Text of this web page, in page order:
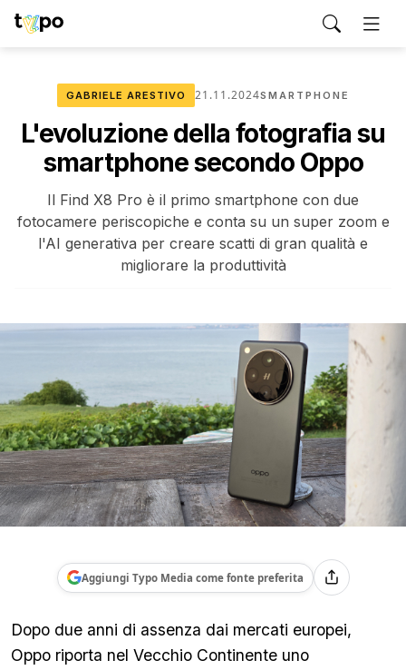
GABRIELE ARESTIVO 21.11.2024SMARTPHONE
L'evoluzione della fotografia su
smartphone secondo Oppo
Il Find X8 Pro è il primo smartphone con due
fotocamere periscopiche e conta su un super zoom e
l'AI generativa per creare scatti di gran qualità e
migliorare la produttività
Aggiungi Typo Media come fonte preferita
Dopo due anni di assenza dai mercati europei,
Oppo riporta nel Vecchio Continente uno